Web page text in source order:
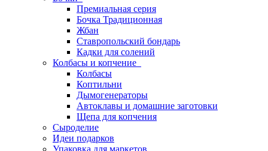
Премиальная серия
Бочка Традиционная
Жбан
Ставропольский бондарь
Кадки для солений
Колбасы и копчение
Колбасы
Коптильни
Дымогенераторы
Автоклавы и домашние заготовки
Щепа для копчения
Сыроделие
Идеи подарков
Упаковка для маркетов